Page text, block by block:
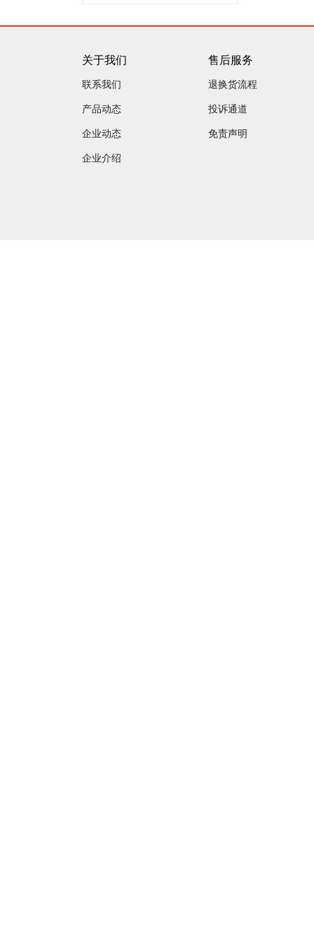
关于我们
联系我们
产品动态
企业动态
企业介绍
售后服务
退换货流程
投诉通道
免责声明